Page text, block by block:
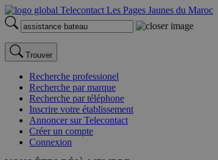
Trouver
Recherche professionel
Recherche par marque
Recherche par téléphone
Inscrire votre établissement
Annoncer sur Telecontact
Créer un compte
Connexion